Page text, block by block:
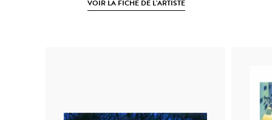
VOIR LA FICHE DE L'ARTISTE